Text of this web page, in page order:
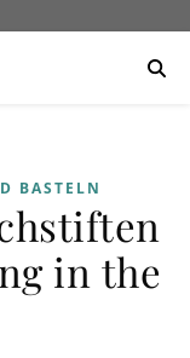
BASTELN
in the